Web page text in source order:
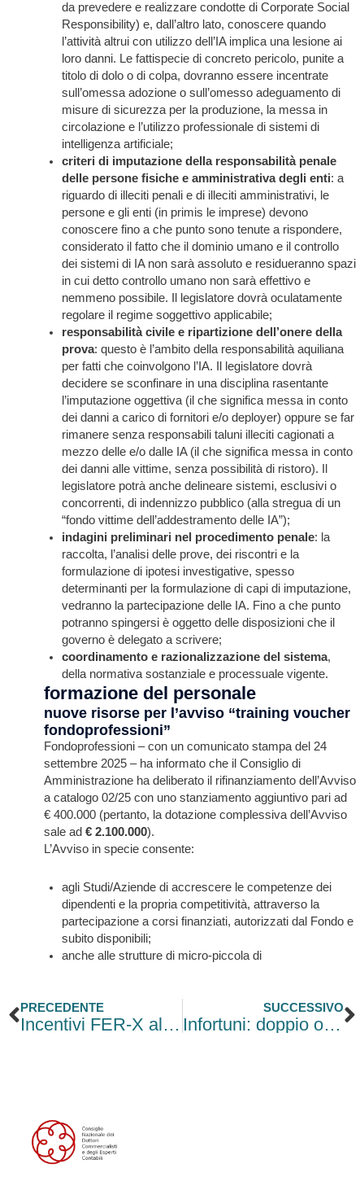
da prevedere e realizzare condotte di Corporate Social
Responsibility) e, dall’altro lato, conoscere quando
l’attività altrui con utilizzo dell’IA implica una lesione ai
loro danni. Le fattispecie di concreto pericolo, punite a
titolo di dolo o di colpa, dovranno essere incentrate
sull’omessa adozione o sull’omesso adeguamento di
misure di sicurezza per la produzione, la messa in
circolazione e l’utilizzo professionale di sistemi di
intelligenza artificiale;
criteri di imputazione della responsabilità penale
delle persone fisiche e amministrativa degli enti: a
riguardo di illeciti penali e di illeciti amministrativi, le
persone e gli enti (in primis le imprese) devono
conoscere fino a che punto sono tenute a rispondere,
considerato il fatto che il dominio umano e il controllo
dei sistemi di IA non sarà assoluto e residueranno spazi
in cui detto controllo umano non sarà effettivo e
nemmeno possibile. Il legislatore dovrà oculatamente
regolare il regime soggettivo applicabile;
responsabilità civile e ripartizione dell’onere della
prova: questo è l’ambito della responsabilità aquiliana
per fatti che coinvolgono l’IA. Il legislatore dovrà
decidere se sconfinare in una disciplina rasentante
l’imputazione oggettiva (il che significa messa in conto
dei danni a carico di fornitori e/o deployer) oppure se far
rimanere senza responsabili taluni illeciti cagionati a
mezzo delle e/o dalle IA (il che significa messa in conto
dei danni alle vittime, senza possibilità di ristoro). Il
legislatore potrà anche delineare sistemi, esclusivi o
concorrenti, di indennizzo pubblico (alla stregua di un
“fondo vittime dell’addestramento delle IA”);
indagini preliminari nel procedimento penale: la
raccolta, l’analisi delle prove, dei riscontri e la
formulazione di ipotesi investigative, spesso
determinanti per la formulazione di capi di imputazione,
vedranno la partecipazione delle IA. Fino a che punto
potranno spingersi è oggetto delle disposizioni che il
governo è delegato a scrivere;
coordinamento e razionalizzazione del sistema,
della normativa sostanziale e processuale vigente.
formazione del personale
nuove risorse per l’avviso “training voucher
fondoprofessioni”
Fondoprofessioni – con un comunicato stampa del 24
settembre 2025 – ha informato che il Consiglio di
Amministrazione ha deliberato il rifinanziamento dell’Avviso
a catalogo 02/25 con uno stanziamento aggiuntivo pari ad
€ 400.000 (pertanto, la dotazione complessiva dell’Avviso
sale ad € 2.100.000).
L’Avviso in specie consente:
agli Studi/Aziende di accrescere le competenze dei
dipendenti e la propria competitività, attraverso la
partecipazione a corsi finanziati, autorizzati dal Fondo e
subito disponibili;
anche alle strutture di micro-piccola di
Precedente
PRECEDENTE
Incentivi FER-X alle Rinnovabili: domande fino al 31 ottobre
SUCCESSIVO
Infortuni: doppio onere della prova per i datori di lavoro